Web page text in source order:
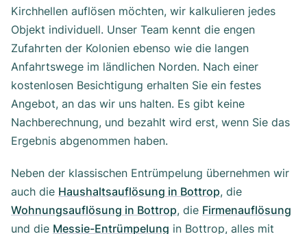
Kirchhellen auflösen möchten, wir kalkulieren jedes
Objekt individuell. Unser Team kennt die engen
Zufahrten der Kolonien ebenso wie die langen
Anfahrtswege im ländlichen Norden. Nach einer
kostenlosen Besichtigung erhalten Sie ein festes
Angebot, an das wir uns halten. Es gibt keine
Nachberechnung, und bezahlt wird erst, wenn Sie das
Ergebnis abgenommen haben.
Neben der klassischen Entrümpelung übernehmen wir
auch die Haushaltsauflösung in Bottrop, die
Wohnungsauflösung in Bottrop, die Firmenauflösung
und die Messie-Entrümpelung in Bottrop, alles mit